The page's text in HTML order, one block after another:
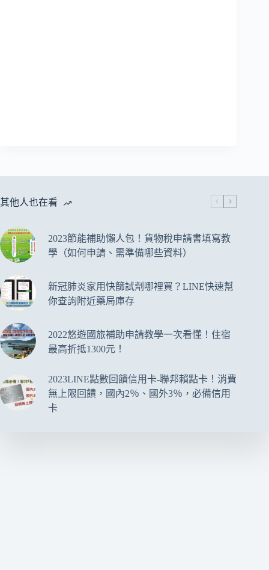
其他人也在看
2023節能補助懶人包！貨物稅申請書填寫教
學（如何申請、需準備哪些資料）
新冠肺炎家用快篩試劑哪裡買？LINE快速幫
你查詢附近藥局庫存
2022悠遊國旅補助申請教學一次看懂！住宿
最高折抵1300元！
2023LINE點數回饋信用卡-聯邦賴點卡！消費
無上限回饋，國內2％、國外3％，必備信用
卡